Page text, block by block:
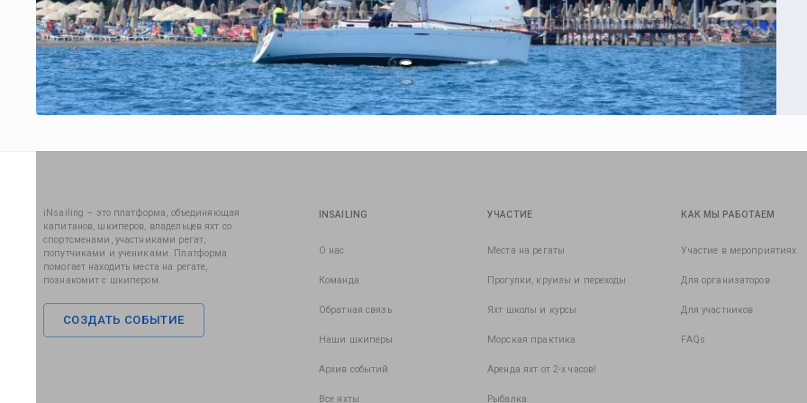
iNsailing – это платформа, объединяющая
капитанов, шкиперов, владельцев яхт со
спортсменами, участниками регат,
попутчиками и учениками. Платформа
помогает находить места на регате,
познакомит с шкипером.
СОЗДАТЬ СОБЫТИЕ
INSAILING
О нас
Команда
Обратная связь
Наши шкиперы
Архив событий
Все яхты
УЧАСТИЕ
Места на регаты
Прогулки, круизы и переходы
Яхт школы и курсы
Морская практика
Аренда яхт от 2-х часов!
Рыбалка
КАК МЫ РАБОТАЕМ
Участие в мероприятиях
Для организаторов
Для участников
FAQs